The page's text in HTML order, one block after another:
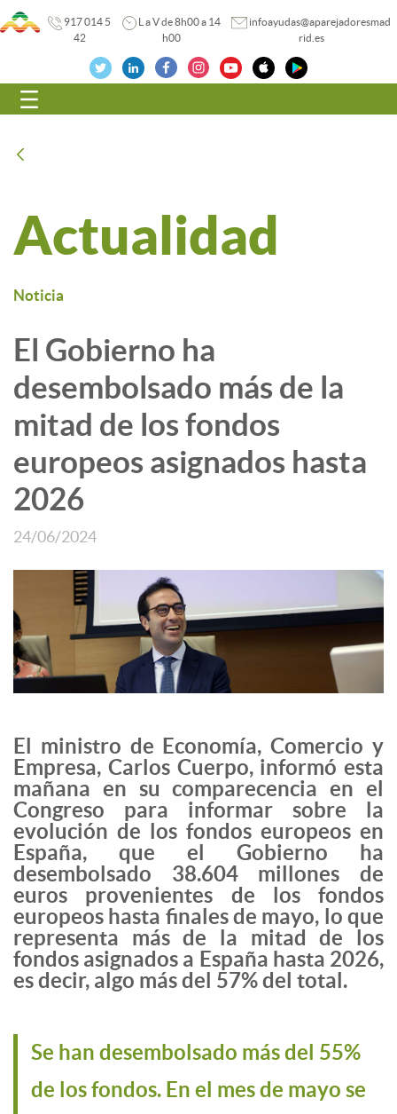
917 014 5
42
L a V de 8h00 a 14
h00
infoayudas@aparejadoresmad
rid.es
Navegación
Actualidad
Noticia
El Gobierno ha
desembolsado más de la
mitad de los fondos
europeos asignados hasta
2026
24/06/2024
El ministro de Economía, Comercio y
Empresa, Carlos Cuerpo, informó esta
mañana en su comparecencia en el
Congreso para informar sobre la
evolución de los fondos europeos en
España, que el Gobierno ha
desembolsado 38.604 millones de
euros provenientes de los fondos
europeos hasta finales de mayo, lo que
representa más de la mitad de los
fondos asignados a España hasta 2026,
es decir, algo más del 57% del total.
Se han desembolsado más del 55%
de los fondos. En el mes de mayo se